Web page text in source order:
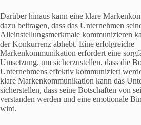
Darüber hinaus kann eine klare
dazu beitragen, dass das Unternehmen
Alleinstellungsmerkmale kommunizieren
der Konkurrenz abhebt. Eine erfolgreiche
Markenkommunikation erfordert eine
Umsetzung, um sicherzustellen, dass die
Unternehmens effektiv kommuniziert
klare Markenkommunikation kann das
sicherstellen, dass seine Botschaften von
verstanden werden und eine emotionale
wird.